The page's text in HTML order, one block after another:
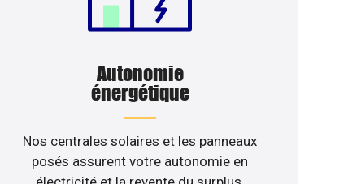
Autonomie
énergétique
Nos centrales solaires et les panneaux
posés assurent votre autonomie en